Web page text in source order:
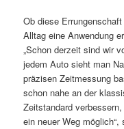
Ob diese
Alltag eine Anwendung
„Schon derzeit sind wir
jedem Auto sieht man
präzisen Zeitmessung
schon nahe an der
Zeitstandard
ein neuer Weg möglich“,